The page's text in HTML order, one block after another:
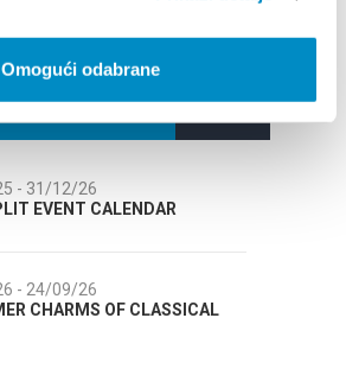
Omogući odabrane
14/07/26
72th SPLIT SUMMER FESTIVAL
18/07/26
Lito po domaću! - promotivna akcija